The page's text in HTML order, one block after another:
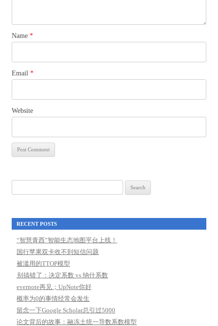
Name *
Email *
Website
for:
RECENT POSTS
“智慧青西”智能生态地图平台上线！
国行苹果双卡收不到短信问题
被滥用的TTOP模型
别搞错了：决定系数 vs 纳什系数
evernote再见；UpNote你好
概率为0的事情经常会发生
留念一下Google Scholar总引过5000
论文背后的故事：融冻土统一导数系数模型